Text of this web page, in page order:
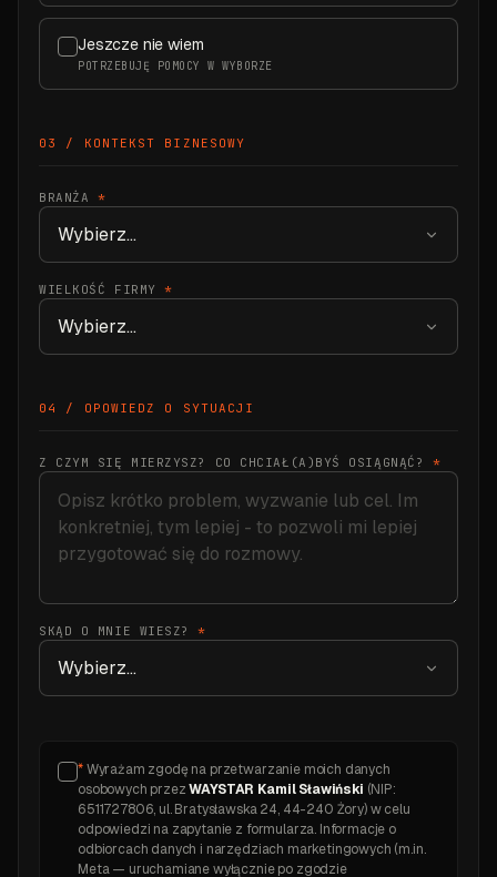
Jeszcze nie wiem
POTRZEBUJĘ POMOCY W WYBORZE
03 / KONTEKST BIZNESOWY
BRANŻA *
WIELKOŚĆ FIRMY*
04 / OPOWIEDZ O SYTUACJI
Z CZYM SIĘ MIERZYSZ? CO CHCIAŁ(A)BYŚ OSIĄGNĄĆ? *
SKĄD O MNIE WIESZ?*
*Wyrażam zgodę na przetwarzanie moich danych
osobowych przezWAYSTAR Kamil Sławiński (NIP:
6511727806, ul. Bratysławska 24, 44-240 Żory) w celu
odpowiedzi na zapytanie z formularza. Informacje o
odbiorcach danych i narzędziach marketingowych (m.in.
Meta — uruchamiane wyłącznie po zgodzie